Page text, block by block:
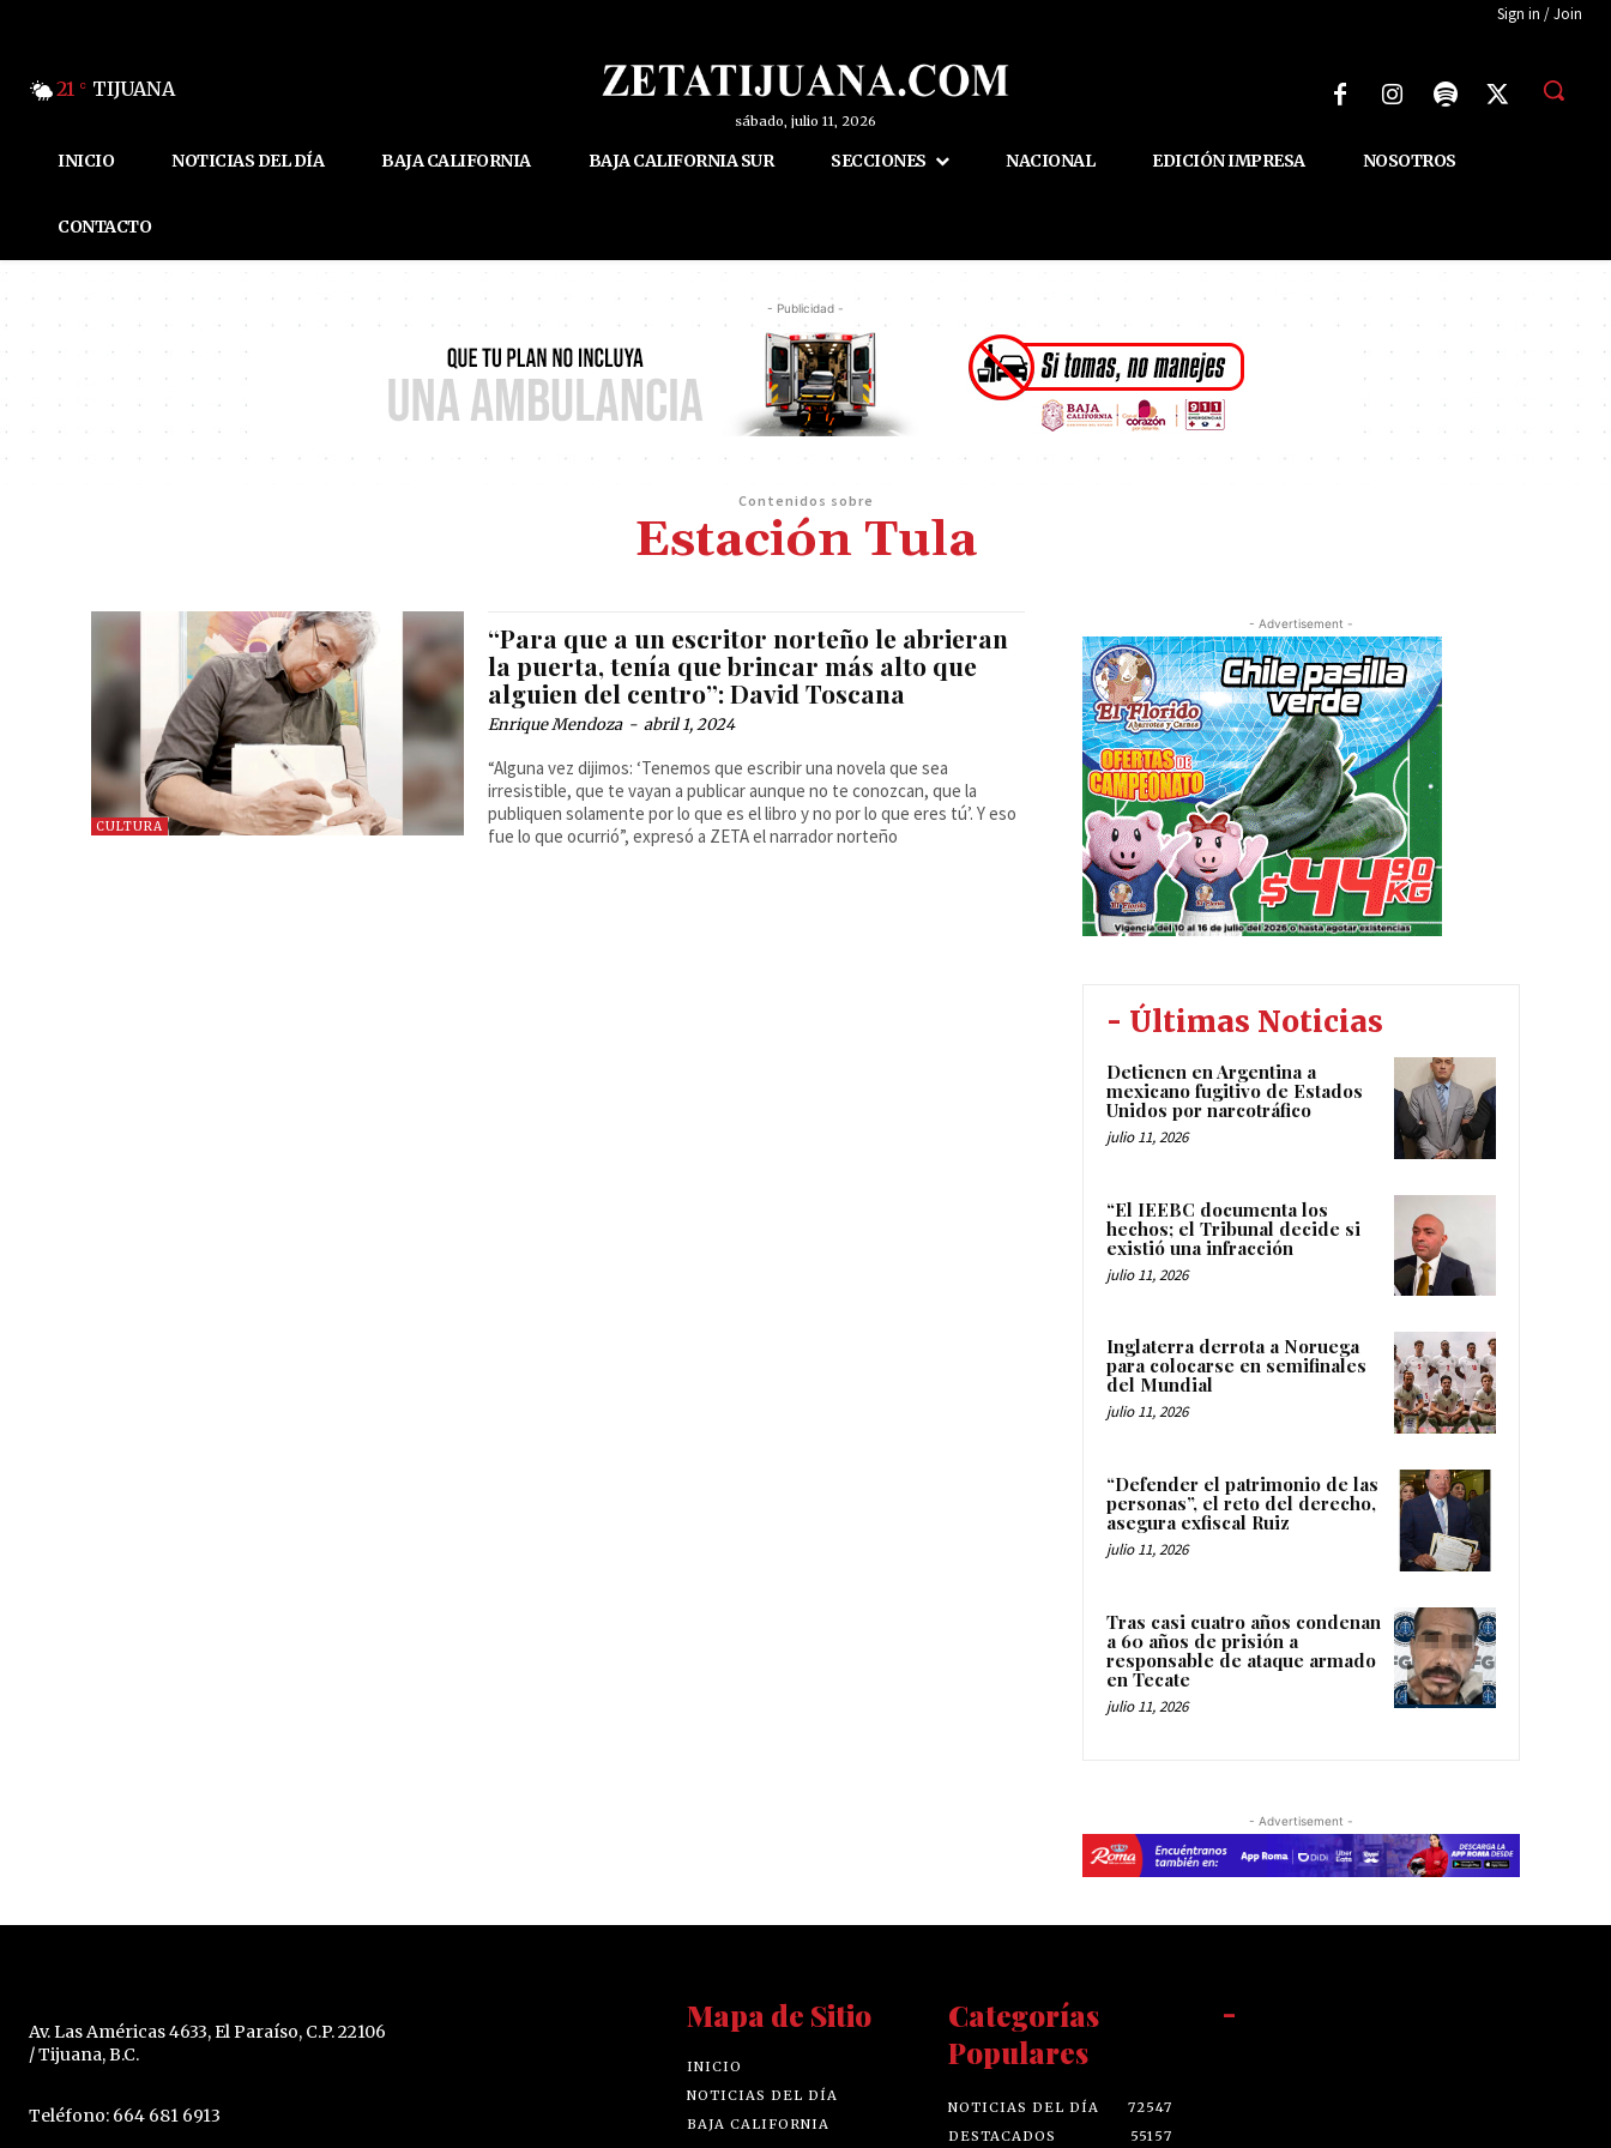
Sign in / Join
21 C TIJUANA
sábado, julio 11, 2026
INICIO NOTICIAS DEL DÍA BAJA CALIFORNIA BAJA CALIFORNIA SUR SECCIONES NACIONAL EDICIÓN IMPRESA NOSOTROS
CONTACTO
- Publicidad -
Contenidos sobre
Estación Tula
CULTURA
“Para que a un escritor norteño le abrieran
la puerta, tenía que brincar más alto que
alguien del centro”: David Toscana
Enrique Mendoza - abril 1, 2024
“Alguna vez dijimos: ‘Tenemos que escribir una novela que sea
irresistible, que te vayan a publicar aunque no te conozcan, que la
publiquen solamente por lo que es el libro y no por lo que eres tú’. Y eso
fue lo que ocurrió”, expresó a ZETA el narrador norteño
- Advertisement -
- Últimas Noticias
Detienen en Argentina a
mexicano fugitivo de Estados
Unidos por narcotráfico
julio 11, 2026
“El IEEBC documenta los
hechos; el Tribunal decide si
existió una infracción
julio 11, 2026
Inglaterra derrota a Noruega
para colocarse en semifinales
del Mundial
julio 11, 2026
“Defender el patrimonio de las
personas”, el reto del derecho,
asegura exfiscal Ruiz
julio 11, 2026
Tras casi cuatro años condenan
a 60 años de prisión a
responsable de ataque armado
en Tecate
julio 11, 2026
- Advertisement -
Av. Las Américas 4633, El Paraíso, C.P. 22106
/ Tijuana, B.C.
Teléfono: 664 681 6913
Mapa de Sitio
INICIO
NOTICIAS DEL DÍA
BAJA CALIFORNIA
Categorías
Populares
NOTICIAS DEL DÍA
72547
DESTACADOS
55157
-